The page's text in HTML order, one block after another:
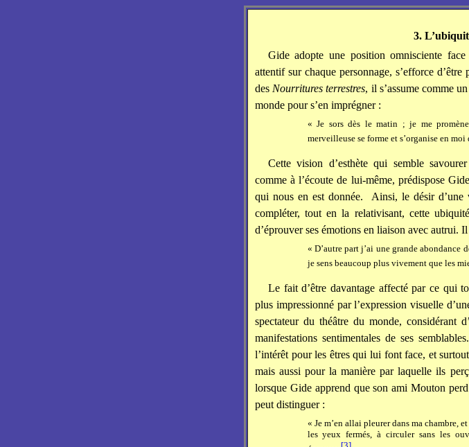
3.
Gide adopte une position omnisciente
attentif sur chaque personnage, s’efforce
des Nourritures terrestres, il s’assume comme
monde pour s’en imprégner :
« Je sors dès le matin ; je me
merveilleuse se forme et s’organise en moi
Cette vision d’esthète qui semble
comme à l’écoute de lui-même, prédispose
qui nous en est donnée.
Ainsi, le désir d’une
compléter, tout en la relativisant, cette
d’éprouver ses émotions en liaison avec autrui.
« D’autre part j’ai une grande abondance
je sens beaucoup plus vivement que les
Le fait d’être davantage affecté par ce qui
plus impressionné par l’expression visuelle
spectateur du théâtre du monde, considérant
manifestations sentimentales de ses
l’intérêt pour les êtres qui lui font face, et
mais aussi pour la manière par laquelle ils
lorsque Gide apprend que son ami Mouton
peut distinguer :
« Je m’en allai pleurer dans ma chambre,
les yeux fermés, à circuler sans les